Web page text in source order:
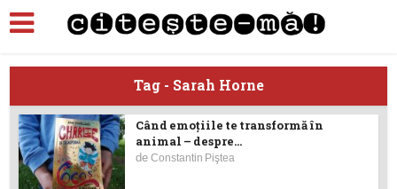
Tag - Sarah Horne
Când emoţiile te transformă în
animal – despre...
deConstantin Piştea